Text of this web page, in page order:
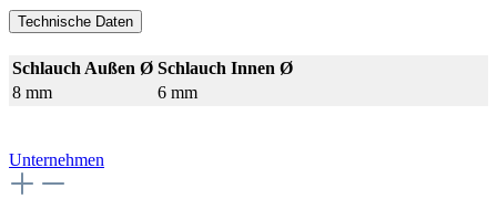
Technische Daten
Schlauch Außen Ø Schlauch Innen Ø
8 mm
6 mm
Unternehmen